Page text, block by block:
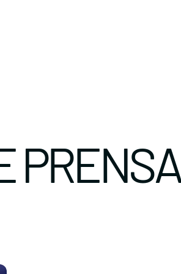
PRENSA